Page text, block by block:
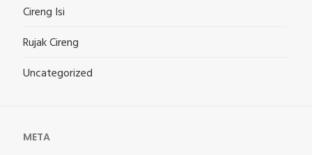
Cireng Isi
Rujak Cireng
Uncategorized
META